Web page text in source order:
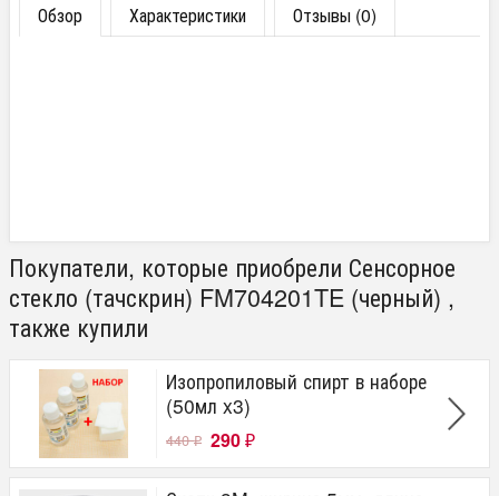
Обзор Характеристики Отзывы (0)
Покупатели, которые приобрели Сенсорное
стекло (тачскрин) FM704201TE (черный) ,
также купили
Изопропиловый спирт в наборе
(50мл x3)
440₽ 290 ₽